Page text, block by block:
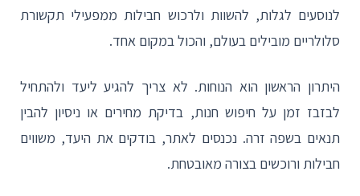
לנוסעים לגלות, להשוות ולרכוש חבילות ממפעילי תקשורת
סלולריים מובילים בעולם, והכול במקום אחד.
היתרון הראשון הוא הנוחות. לא צריך להגיע ליעד ולהתחיל
לבזבז זמן על חיפוש חנות, בדיקת מחירים או ניסיון להבין
תנאים בשפה זרה. נכנסים לאתר, בודקים את היעד, משווים
חבילות ורוכשים בצורה מאובטחת.